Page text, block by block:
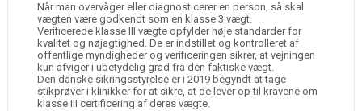
Når man overvåger eller diagnosticerer en person, så skal
vægten være godkendt som en klasse 3 vægt.
Verificerede klasse III vægte opfylder høje standarder for
kvalitet og nøjagtighed. De er indstillet og kontrolleret af
offentlige myndigheder og verificeringen sikrer, at vejningen
kun afviger i ubetydelig grad fra den faktiske vægt.
Den danske sikringsstyrelse er i 2019 begyndt at tage
stikprøver i klinikker for at sikre, at de lever op til kravene om
klasse III certificering af deres vægte.